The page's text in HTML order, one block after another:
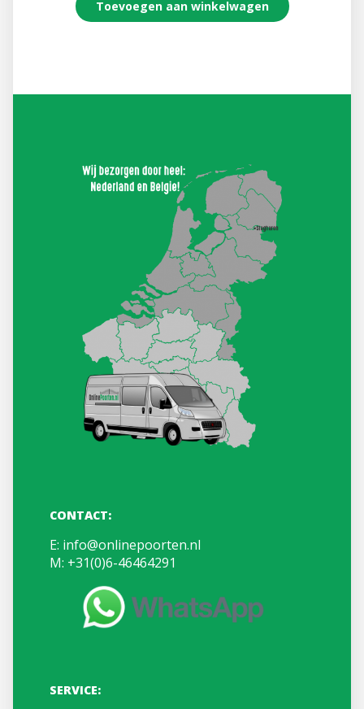
Toevoegen aan winkelwagen
CONTACT:
E: info@onlinepoorten.nl
M: +31(0)6-46464291
SERVICE: